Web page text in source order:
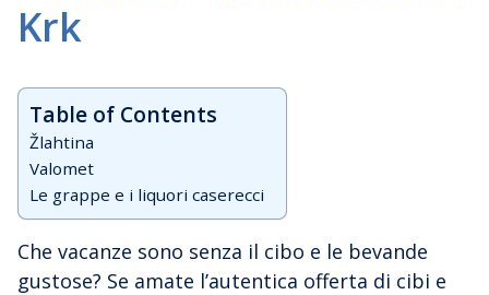
Krk
Table of Contents
Žlahtina
Valomet
Le grappe e i liquori caserecci
Che vacanze sono senza il cibo e le bevande
gustose? Se amate l’autentica offerta di cibi e